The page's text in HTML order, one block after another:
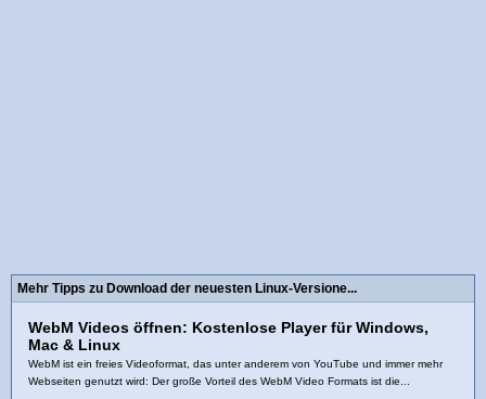
Mehr Tipps zu Download der neuesten Linux-Versione...
WebM Videos öffnen: Kostenlose Player für Windows,
Mac & Linux
WebM ist ein freies Videoformat, das unter anderem von YouTube und immer mehr
Webseiten genutzt wird: Der große Vorteil des WebM Video Formats ist die...